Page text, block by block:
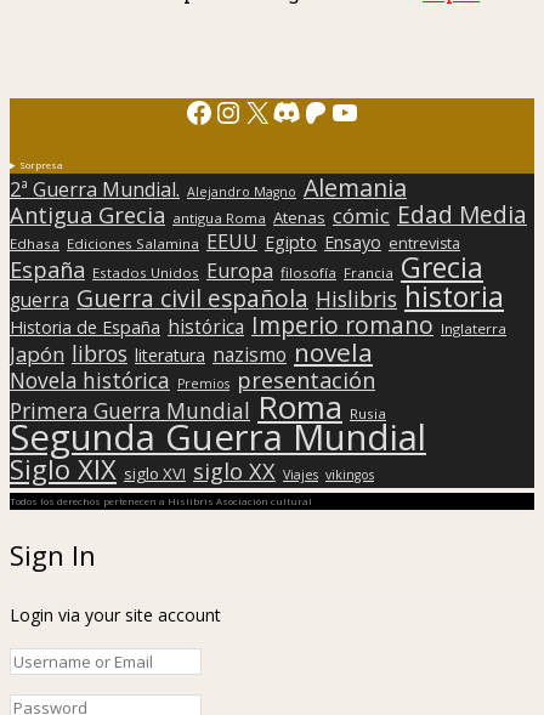
Facebook
Instagram
X Discord
Patreon
YouTube
Sorpresa
2ª Guerra Mundial. Alejandro Magno Alemania
Antigua Grecia antigua Roma Atenas cómic Edad Media
Edhasa Ediciones Salamina EEUU Egipto Ensayo entrevista
España Estados Unidos Europa filosofía Francia Grecia
guerra Guerra civil española Hislibris historia
Historia de España histórica Imperio romano Inglaterra
Japón libros literatura nazismo novela
Novela histórica Premios presentación
Primera Guerra Mundial Roma Rusia
Segunda Guerra Mundial
Siglo XIX siglo XVI siglo XX Viajes vikingos
Todos los derechos pertenecen a Hislibris Asociación cultural
Sign In
Login via your site account